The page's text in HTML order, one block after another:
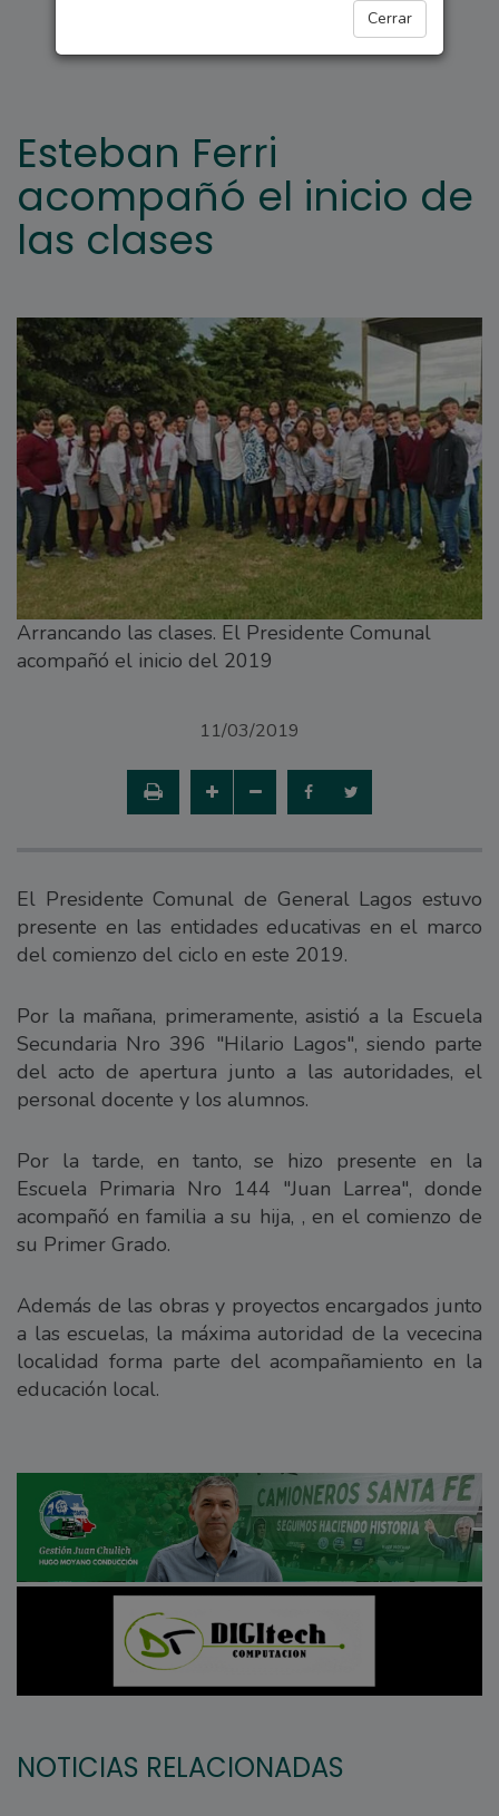
Cerrar
Esteban Ferri
acompañó el inicio de
las clases
Arrancando las clases. El Presidente Comunal
acompañó el inicio del 2019
11/03/2019
El Presidente Comunal de General Lagos estuvo
presente en las entidades educativas en el marco
del comienzo del ciclo en este 2019.
Por la mañana, primeramente, asistió a la Escuela
Secundaria Nro 396 "Hilario Lagos", siendo parte
del acto de apertura junto a las autoridades, el
personal docente y los alumnos.
Por la tarde, en tanto, se hizo presente en la
Escuela Primaria Nro 144 "Juan Larrea", donde
acompañó en familia a su hija, , en el comienzo de
su Primer Grado.
Además de las obras y proyectos encargados junto
a las escuelas, la máxima autoridad de la vececina
localidad forma parte del acompañamiento en la
educación local.
NOTICIAS RELACIONADAS